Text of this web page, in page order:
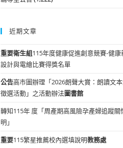
近期文章
重要衛生組115年度健康促進創意競賽-健康
設計與電繪比賽得獎名單
公告高市圖辦理「2026朗聲大賞：朗讀文
徵選活動」之活動辦法圖書館
轉知115年 度「周產期高風險孕產婦追蹤關
明」
重要115繁星推薦校內選填說明教務處